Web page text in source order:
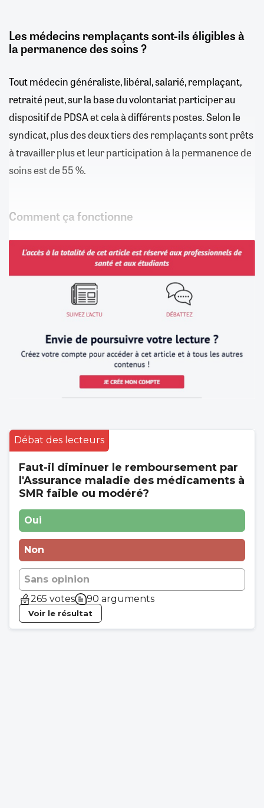
Les médecins remplaçants sont-ils éligibles à
la permanence des soins ?
Tout médecin généraliste, libéral, salarié, remplaçant,
retraité peut, sur la base du volontariat participer au
dispositif de PDSA et cela à différents postes. Selon le
syndicat, plus des deux tiers des remplaçants sont prêts
à travailler plus et leur participation à la permanence de
soins est de 55 %.
Comment ça fonctionne
Débat des lecteurs
Faut-il diminuer le remboursement par
l'Assurance maladie des médicaments à
SMR faible ou modéré?
Oui
Non
Sans opinion
265 votes
90 arguments
Voir le résultat